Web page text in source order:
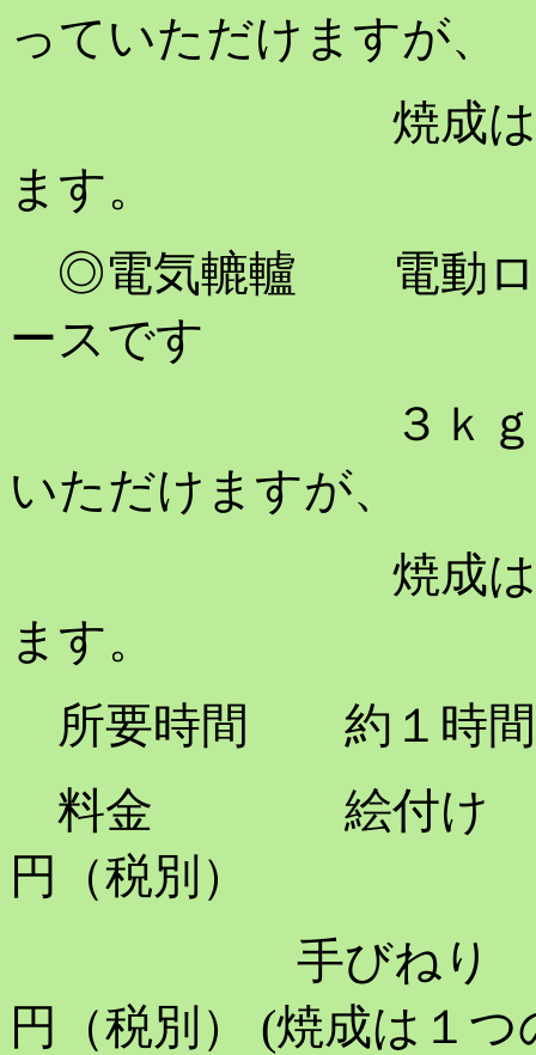
っていただけますが、
焼成は１つの
ます。
◎電気轆轤 電動ロ
ースです
３ｋｇの土で
いただけますが、
焼成は１つの
ます。
所要時間 約１時間
料金 絵付け 長
円（税別）
手びねり 土１
円（税別） (焼成は１つ